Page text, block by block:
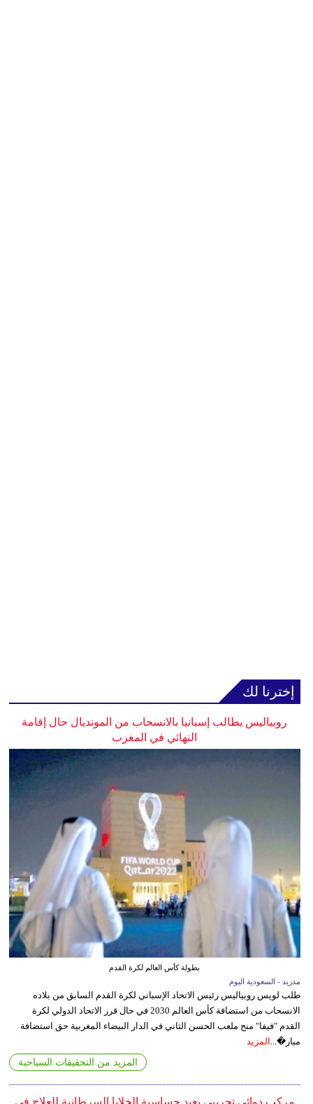
إخترنا لك
روبياليس يطالب إسبانيا بالانسحاب من المونديال حال إقامة
النهائي في المغرب
بطولة كأس العالم لكرة القدم
مدريد - السعودية اليوم
طلب لويس روبياليس رئيس الاتحاد الإسباني لكرة القدم السابق من بلاده
الانسحاب من استضافة كأس العالم 2030 في حال قرر الاتحاد الدولي لكرة
القدم "فيفا" منح ملعب الحسن الثاني في الدار البيضاء المغربية حق استضافة
مبار�... المزيد
المزيد من التحقيقات السياحية